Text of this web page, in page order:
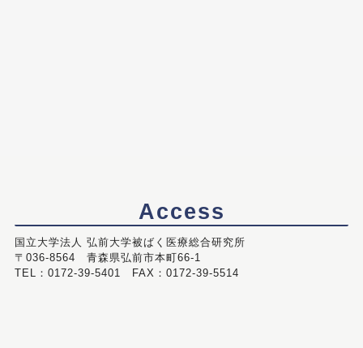
Access
国立大学法人 弘前大学被ばく医療総合研究所
〒036-8564 青森県弘前市本町66-1
TEL：0172-39-5401 FAX：0172-39-5514